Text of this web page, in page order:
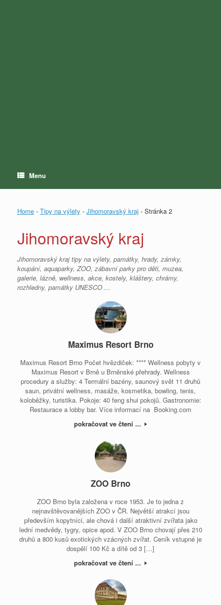
Menu
Home - Tipy na výlety - Jihomoravský kraj - Stránka 2
Jihomoravský kraj
Jihomoravský kraj tipy na výlety, památky, hrady, zámky,
koupání, aquaparky, ZOO, zábavní parky pro děti, muzea,
galerie, lázně, wellness, akce, kostely, kláštery, chrámy,
rozhledny, památky UNESCO …
Maximus Resort Brno
Maximus Resort Brno Počet hvězdiček: **** Wellness pobyty v
Maximus Resort v Brně u Brněnské přehrady. Wellness
procedury a služby: 4 Termální bazény, saunový svět 11 druhů
saun, privátní wellness, masáže, kosmetika, bowling, tenis,
koloběžky, turistika. Pokoje: 40 feng shui pokojů. Gastronomie:
Restaurace a lobby bar. Více informací na Booking.com
pokračovat ve čtení ...
ZOO Brno
ZOO Brno byla založena v roce 1953. Je to jedna z
nejnavštěvovanějších ZOO v ČR. Největší atrakcí jsou
především kopytníci, ale chová i další atraktivní zvířata jako
lední medvědy, tygry, opice apod. V ZOO Brno chovají přes 210
druhů a 800 kusů exotických vzácných zvířat. Ceník vstupné je
dospělí 100 Kč a dítě od 3 […]
pokračovat ve čtení ...